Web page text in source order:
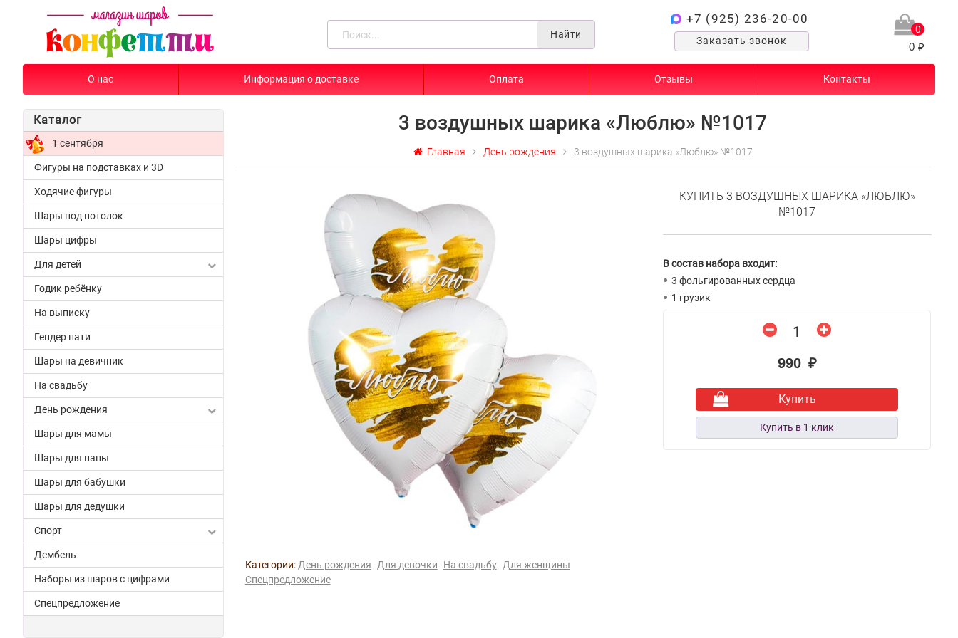
Найти
+7 (925) 236-20-00
Заказать звонок
0
0 ₽
О нас Информация о доставке Оплата Отзывы Контакты
Каталог
1 сентября
Фигуры на подставках и 3D
Ходячие фигуры
Шары под потолок
Шары цифры
Для детей
Годик ребёнку
На выписку
Гендер пати
Шары на девичник
На свадьбу
День рождения
Шары для мамы
Шары для папы
Шары для бабушки
Шары для дедушки
Спорт
Дембель
Наборы из шаров с цифрами
Спецпредложение
3 воздушных шарика «Люблю» №1017
Главная День рождения 3 воздушных шарика «Люблю» №1017
Категории: День рождения Для девочки На свадьбу Для женщины
Спецпредложение
КУПИТЬ 3 ВОЗДУШНЫХ ШАРИКА «ЛЮБЛЮ»
№1017
В состав набора входит:
3 фольгированных сердца
1 грузик
990 ₽
Купить